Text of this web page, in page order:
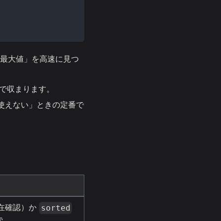
大値」を高速に見つ
まります。
えない」ときの定番で
確認）か sorted